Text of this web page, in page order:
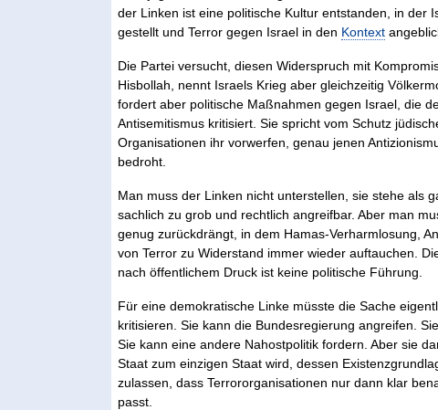
der Linken ist eine politische Kultur entstanden, in der
gestellt und Terror gegen Israel in den Kontext
Die Partei versucht, diesen Widerspruch mit
Hisbollah, nennt Israels Krieg aber gleichzeitig
fordert aber politische Maßnahmen gegen Israel, die
Antisemitismus kritisiert. Sie spricht vom Schutz
Organisationen ihr vorwerfen, genau jenen
bedroht.
Man muss der Linken nicht unterstellen, sie stehe als
sachlich zu grob und rechtlich angreifbar. Aber man
genug zurückdrängt, in dem Hamas-Verharmlosung,
von Terror zu Widerstand immer wieder auftauchen.
nach öffentlichem Druck ist keine politische Führung.
Für eine demokratische Linke müsste die Sache
kritisieren. Sie kann die Bundesregierung angreifen.
Sie kann eine andere Nahostpolitik fordern. Aber sie
Staat zum einzigen Staat wird, dessen
zulassen, dass Terrororganisationen nur dann klar
passt.